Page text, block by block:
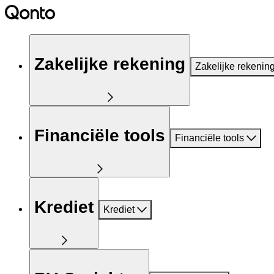
Zakelijke rekening Zakelijke
Financiële tools Financiële tools
Krediet Krediet